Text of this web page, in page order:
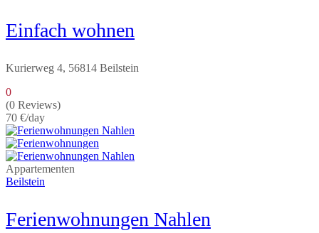
Einfach wohnen
Kurierweg 4, 56814 Beilstein
0
(0 Reviews)
70 €/day
Appartementen
Beilstein
Ferienwohnungen Nahlen